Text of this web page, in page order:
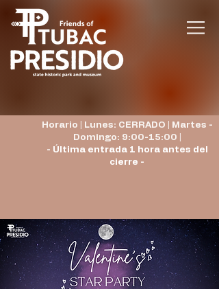
Horario | Lunes: CERRADO | Martes -
Domingo: 9:00-15:00 |
- Última entrada 1 hora antes del
cierre -